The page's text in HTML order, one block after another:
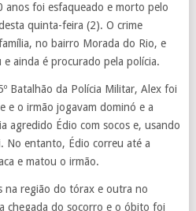
anos foi esfaqueado e morto pelo
quinta-feira (2). O crime
no bairro Morada do Rio, e
ainda é procurado pela polícia.
Batalhão da Polícia Militar, Alex foi
e o irmão jogavam dominó e a
agredido Édio com socos e, usando
No entanto, Édio correu até a
e matou o irmão.
na região do tórax e outra no
chegada do socorro e o óbito foi